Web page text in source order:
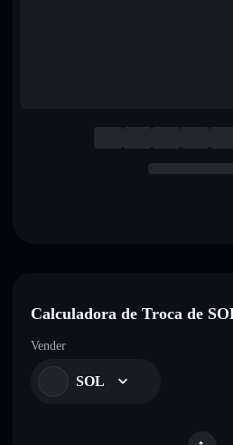
Calculadora de Troca de
Vender
SOL